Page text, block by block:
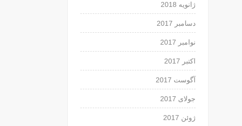
ژانویه 2018
دسامبر 2017
نوامبر 2017
اکتبر 2017
آگوست 2017
جولای 2017
ژوئن 2017